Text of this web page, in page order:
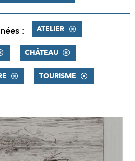
: ATELIER
CHÂTEAU
TOURISME